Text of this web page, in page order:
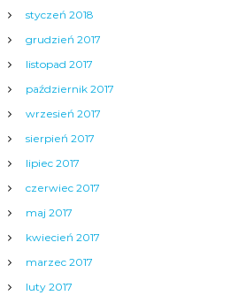
styczeń 2018
grudzień 2017
listopad 2017
październik 2017
wrzesień 2017
sierpień 2017
lipiec 2017
czerwiec 2017
maj 2017
kwiecień 2017
marzec 2017
luty 2017